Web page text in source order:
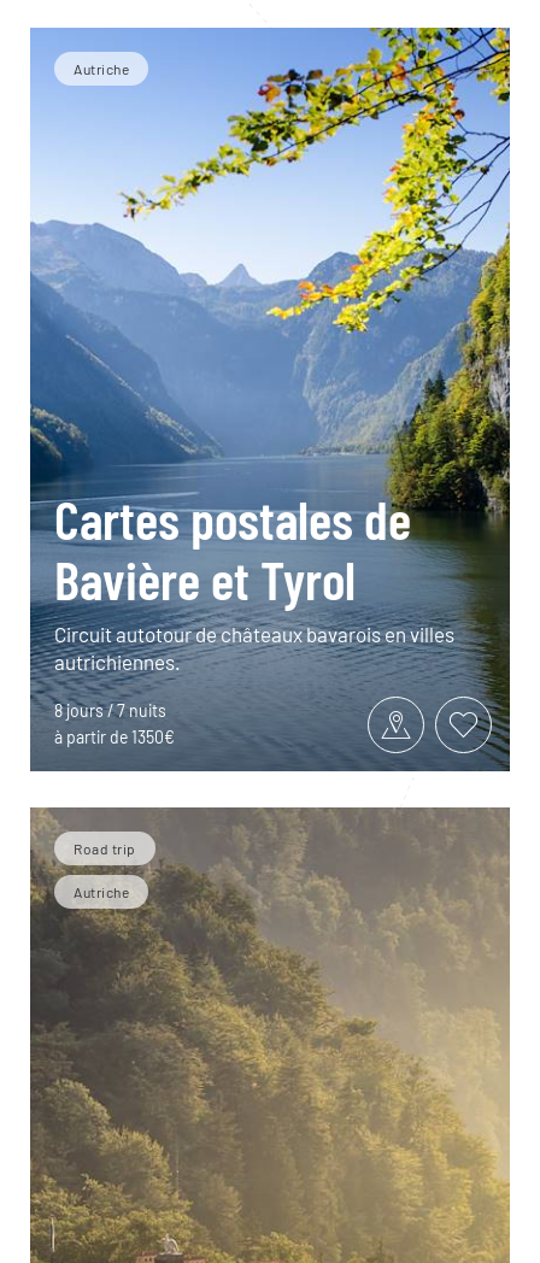
Autriche
Cartes postales de
Bavière et Tyrol
Circuit autotour de châteaux bavarois en villes
autrichiennes.
8 jours / 7 nuits
à partir de 1350€
Road trip
Autriche